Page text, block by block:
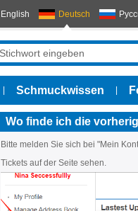
English Deutsch
Schmuckwissen
Wo finde ich die
Bitte melden Sie sich bei "Mein
Tickets auf der Seite sehen.